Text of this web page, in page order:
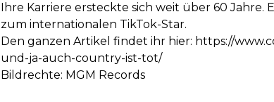
Ihre Karriere ersteckte sich weit über 60 Jahre.
zum internationalen TikTok-Star.
Den ganzen Artikel findet ihr hier: https://
und-ja-auch-country-ist-tot/
Bildrechte: MGM Records